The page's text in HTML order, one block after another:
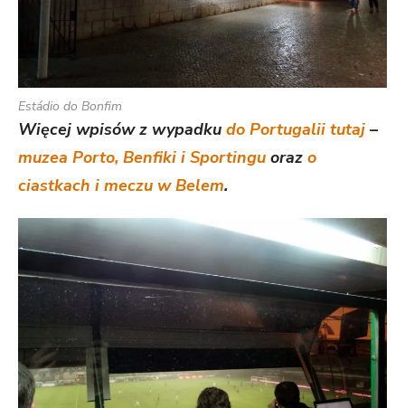
Estádio do Bonfim
Więcej wpisów z wypadku do Portugalii tutaj –
muzea Porto, Benfiki i Sportingu oraz o
ciastkach i meczu w Belem.